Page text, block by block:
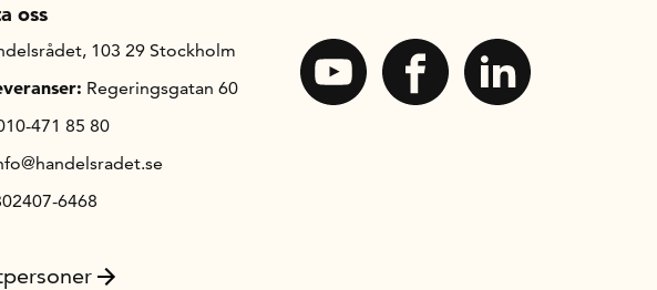
oss
103 29 Stockholm
Regeringsgatan 60
471 85 80
6468